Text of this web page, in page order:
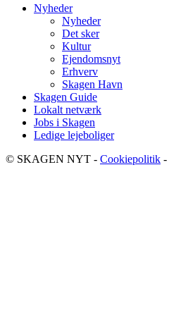
Nyheder
Nyheder
Det sker
Kultur
Ejendomsnyt
Erhverv
Skagen Havn
Skagen Guide
Lokalt netværk
Jobs i Skagen
Ledige lejeboliger
© SKAGEN NYT - Cookiepolitik -